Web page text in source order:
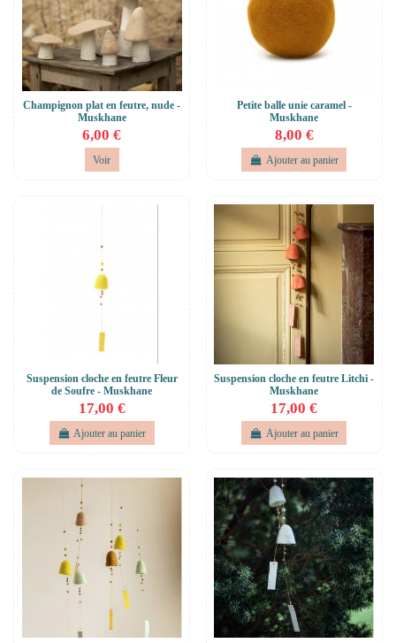
Champignon plat en feutre, nude -
Muskhane
6,00 €
Voir
Petite balle unie caramel -
Muskhane
8,00 €
Ajouter au panier
Suspension cloche en feutre Fleur
de Soufre - Muskhane
17,00 €
Ajouter au panier
Suspension cloche en feutre Litchi -
Muskhane
17,00 €
Ajouter au panier